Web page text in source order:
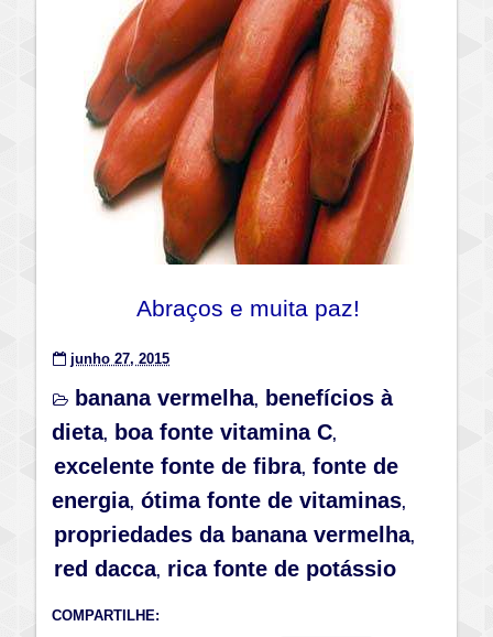
Abraços e muita paz!
junho 27, 2015
banana vermelha,
benefícios à
dieta, boa fonte vitamina C,
excelente fonte de fibra, fonte de
energia, ótima fonte de vitaminas,
propriedades da banana vermelha,
red dacca, rica fonte de potássio
COMPARTILHE: